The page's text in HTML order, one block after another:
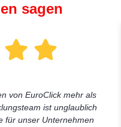
sagen
von EuroClick mehr als
ist unglaublich
für unser Unternehmen